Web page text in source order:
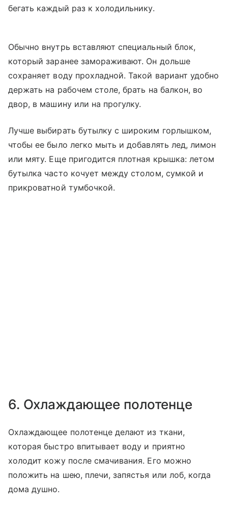
бегать каждый раз к холодильнику.
Обычно внутрь вставляют специальный блок,
который заранее замораживают. Он дольше
сохраняет воду прохладной. Такой вариант удобно
держать на рабочем столе, брать на балкон, во
двор, в машину или на прогулку.
Лучше выбирать бутылку с широким горлышком,
чтобы ее было легко мыть и добавлять лед, лимон
или мяту. Еще пригодится плотная крышка: летом
бутылка часто кочует между столом, сумкой и
прикроватной тумбочкой.
6. Охлаждающее полотенце
Охлаждающее полотенце делают из ткани,
которая быстро впитывает воду и приятно
холодит кожу после смачивания. Его можно
положить на шею, плечи, запястья или лоб, когда
дома душно.